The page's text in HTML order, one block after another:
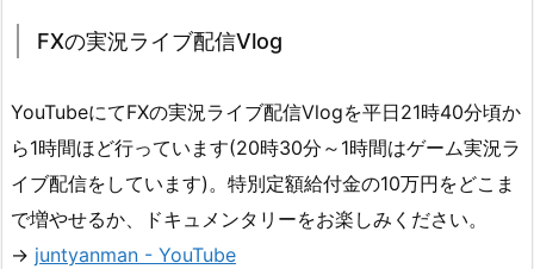
FXの実況ライブ配信Vlog
YouTubeにてFXの実況ライブ配信Vlogを平日21時40分頃か
ら1時間ほど行っています(20時30分～1時間はゲーム実況ラ
イブ配信をしています)。特別定額給付金の10万円をどこま
で増やせるか、ドキュメンタリーをお楽しみください。
→ juntyanman - YouTube